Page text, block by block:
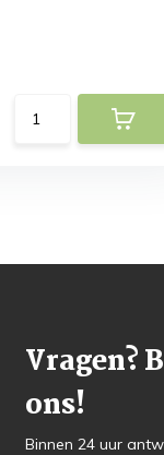
Vragen?
ons!
Binnen 24 uur